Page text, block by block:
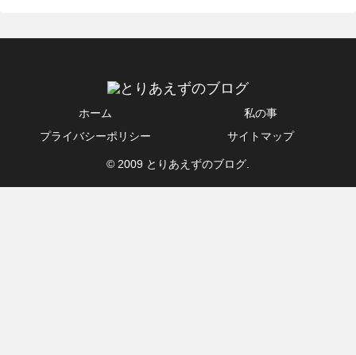
ホーム
私の事
プライバシーポリシー
サイトマップ
© 2009 とりあえずのブログ.